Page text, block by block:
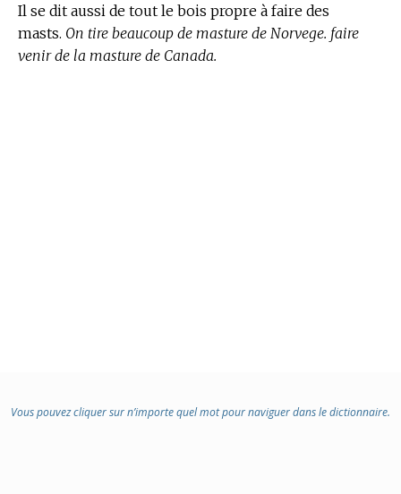
Il se dit aussi de tout le bois propre à faire des
masts. On tire beaucoup de masture de Norvege. faire
venir de la masture de Canada.
Vous pouvez cliquer sur n’importe quel mot pour naviguer dans le dictionnaire.